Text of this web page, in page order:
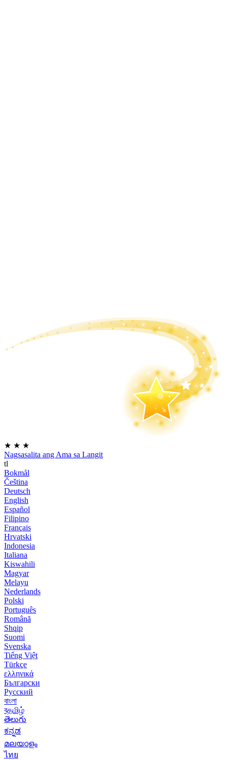
★ ★ ★
Nagsasalita ang Ama sa Langit
tl
Bokmål
Čeština
Deutsch
English
Español
Filipino
Français
Hrvatski
Indonesia
Italiana
Kiswahili
Magyar
Melayu
Nederlands
Polski
Português
Română
Shqip
Suomi
Svenska
Tiếng Việt
Türkçe
ελληνικά
Български
Русский
বাংলা
বதமிழ்
తెలుగు
ಕನ್ನಡ
മലയാളം
ไทย